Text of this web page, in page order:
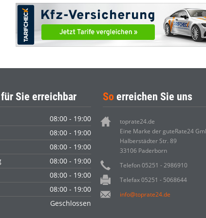
Sie erreichbar
08:00 - 19:00
08:00 - 19:00
08:00 - 19:00
08:00 - 19:00
08:00 - 19:00
08:00 - 19:00
Geschlossen
So erreichen Sie uns
toprate24.de
Eine Marke der guteRate24
Halberstädter Str. 89
33106 Paderborn
Telefon 05251 - 2986910
Telefax 05251 - 5068644
info@toprate24.de